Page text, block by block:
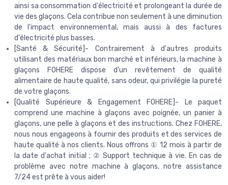
ainsi sa consommation d'électricité et prolongeant la durée de
vie des glaçons. Cela contribue non seulement à une diminution
de l'impact environnemental, mais aussi à des factures
d'électricité plus basses.
[Santé & Sécurité]- Contrairement à d'autres produits
utilisant des matériaux bon marché et inférieurs, la machine à
glaçons FOHERE dispose d'un revêtement de qualité
alimentaire de haute qualité, sans odeur, qui privilégie la pureté
de votre glaçons.
[Qualité Supérieure & Engagement FOHERE]- Le paquet
comprend une machine à glaçons avec poignée, un panier à
glaçons, une pelle à glaçons et des instructions. Chez FOHERE,
nous nous engageons à fournir des produits et des services de
haute qualité à nos clients. Nous offrons ① 12 mois à partir de
la date d'achat initial ; ② Support technique à vie. En cas de
problème avec notre machine à glaçons, notre assistance
7/24 est prête à vous aider!